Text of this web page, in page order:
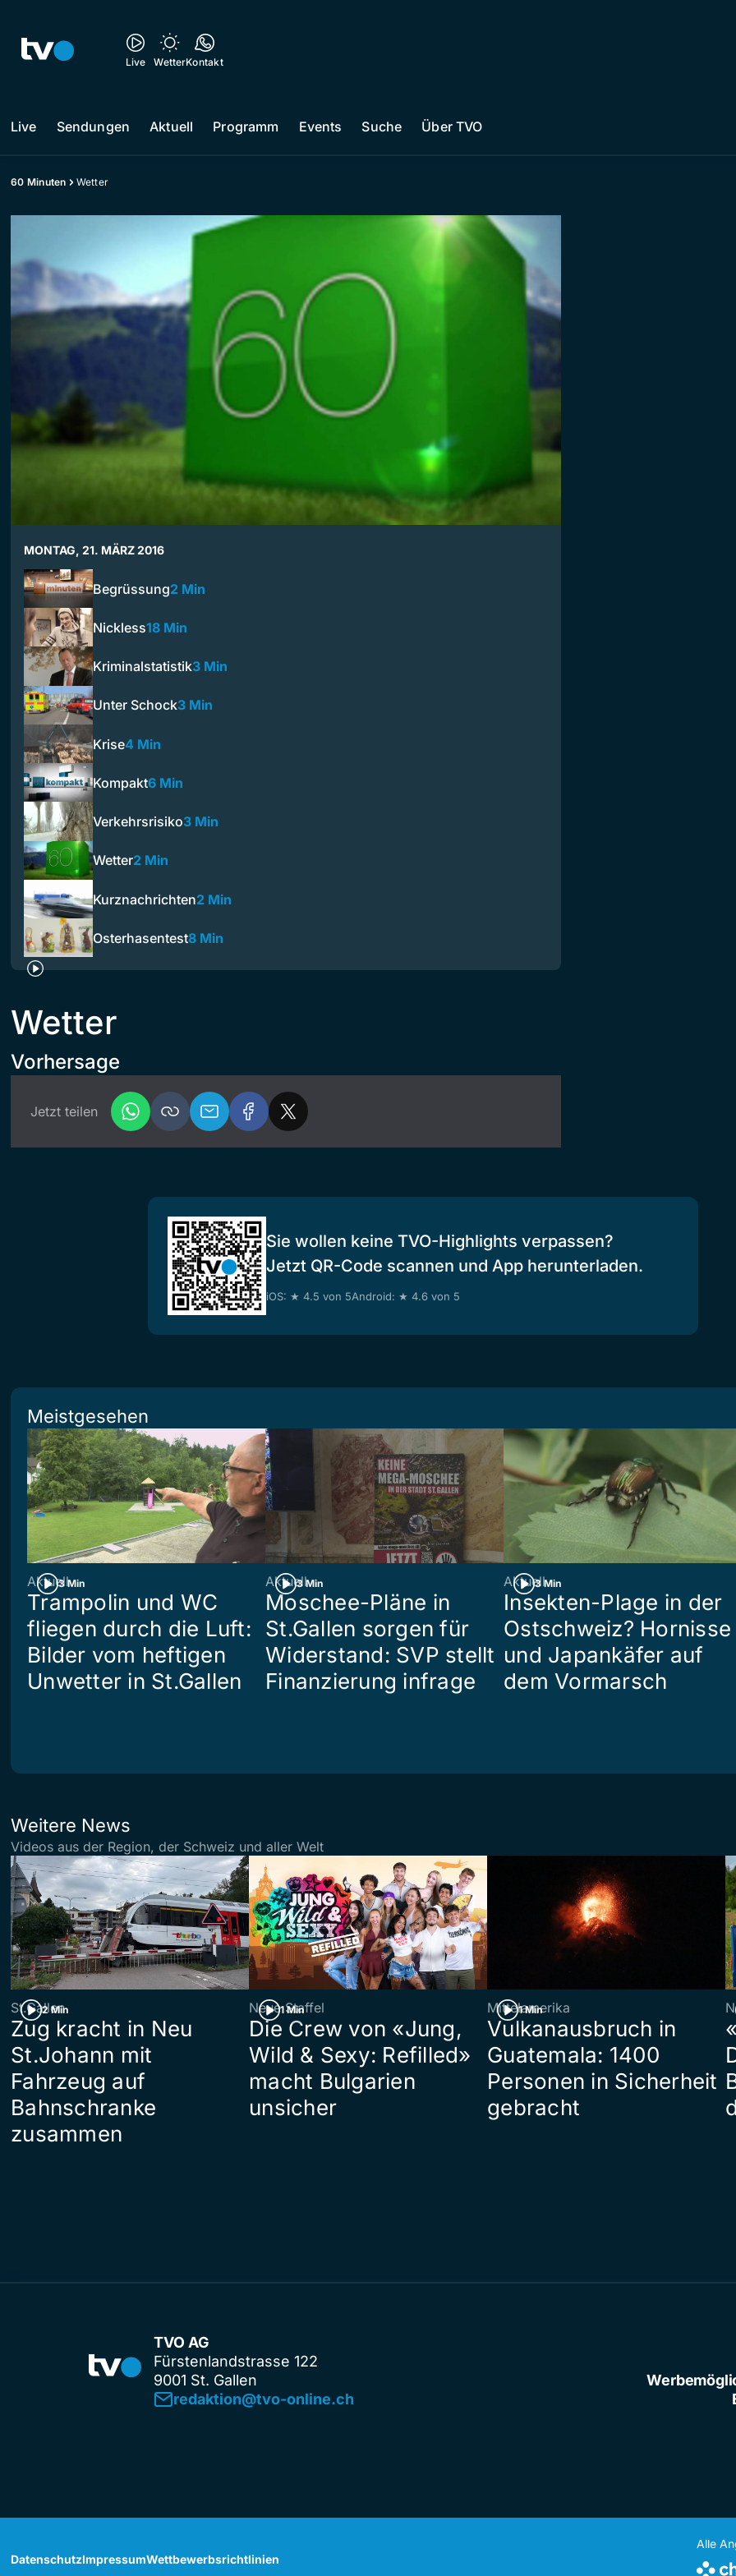
Live WetterKontakt
Live Sendungen Aktuell Programm Events Suche Über TVO
60 Minuten Wetter
MONTAG, 21. MÄRZ 2016
Begrüssung2 Min
Nickless18 Min
Kriminalstatistik3 Min
Unter Schock3 Min
Krise4 Min
Kompakt6 Min
Verkehrsrisiko3 Min
Wetter2 Min
Kurznachrichten2 Min
Osterhasentest8 Min
Wetter
Vorhersage
Jetzt teilen
Sie wollen keine TVO-Highlights verpassen?
Jetzt QR-Code scannen und App herunterladen.
iOS: ★ 4.5 von 5Android: ★ 4.6 von 5
Meistgesehen
3 Min
Aktuell
Trampolin und WC
fliegen durch die Luft:
Bilder vom heftigen
Unwetter in St.Gallen
3 Min
Aktuell
Moschee-Pläne in
St.Gallen sorgen für
Widerstand: SVP stellt
Finanzierung infrage
3 Min
Aktuell
Insekten-Plage in der
Ostschweiz? Hornisse
und Japankäfer auf
dem Vormarsch
Weitere News
Videos aus der Region, der Schweiz und aller Welt
2 Min
St.Gallen
Zug kracht in Neu
St.Johann mit
Fahrzeug auf
Bahnschranke
zusammen
1 Min
Neue Staffel
Die Crew von «Jung,
Wild & Sexy: Refilled»
macht Bulgarien
unsicher
1 Min
Mittelamerika
Vulkanausbruch in
Guatemala: 1400
Personen in Sicherheit
gebracht
TVO AG
Fürstenlandstrasse 122
9001 St. Gallen
redaktion@tvo-online.ch
DatenschutzImpressumWettbewerbsrichtlinien
Alle